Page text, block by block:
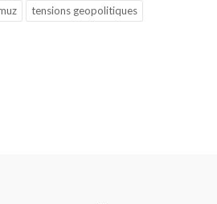
tensions geopolitiques